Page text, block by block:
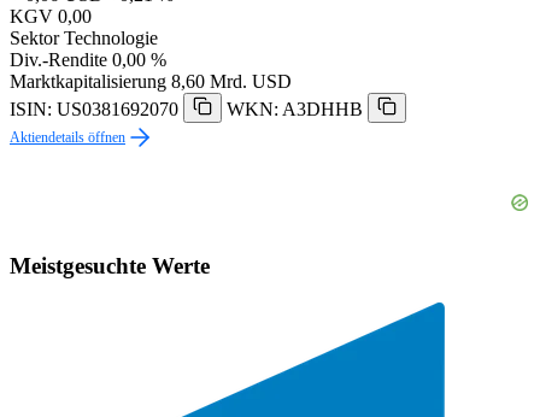
KGV 0,00
Sektor Technologie
Div.-Rendite 0,00 %
Marktkapitalisierung 8,60 Mrd. USD
ISIN: US0381692070
WKN: A3DHHB
Aktiendetails öffnen
Meistgesuchte Werte